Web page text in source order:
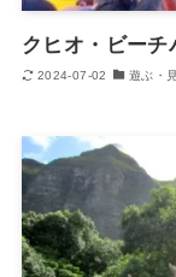
クヒオ・ビー
2024-07-02 遊ぶ・